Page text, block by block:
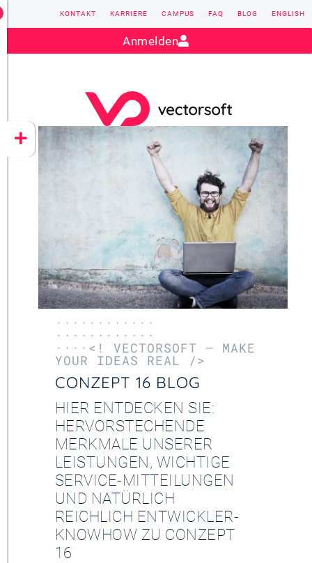
CONZEPT 16
YEET
Kontakt:sales@vectorsoft.de
KONTAKT KARRIERE CAMPUS FAQ BLOG ENGLISH
Anmelden
············
············
····<! VECTORSOFT – MAKE
YOUR IDEAS REAL />
CONZEPT 16 BLOG
HIER ENTDECKEN SIE:
HERVORSTECHENDE
MERKMALE UNSERER
LEISTUNGEN, WICHTIGE
SERVICE-MITTEILUNGEN
UND NATÜRLICH
REICHLICH ENTWICKLER-
KNOWHOW ZU CONZEPT
16